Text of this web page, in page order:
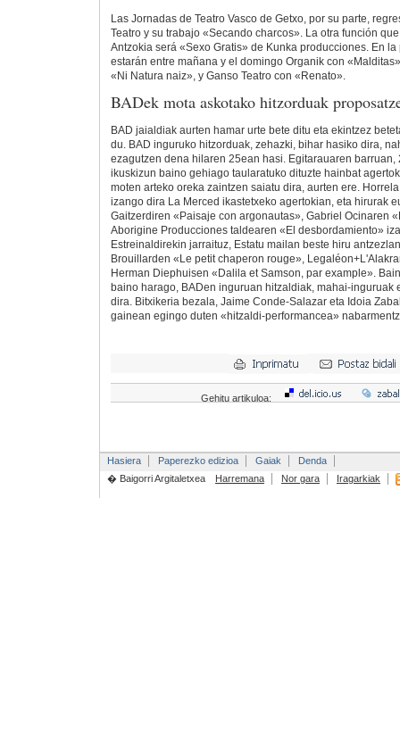
Las Jornadas de Teatro Vasco de Getxo, por su parte,
Teatro y su trabajo «Secando charcos». La otra función
Antzokia será «Sexo Gratis» de Kunka producciones. En
estarán entre mañana y el domingo Organik con
«Ni Natura naiz», y Ganso Teatro con «Renato».
BADek mota askotako hitzorduak
BAD jaialdiak aurten hamar urte bete ditu eta ekintzez
du. BAD inguruko hitzorduak, zehazki, bihar hasiko dira,
ezagutzen dena hilaren 25ean hasi. Egitarauaren barruan,
ikuskizun baino gehiago taularatuko dituzte hainbat
moten arteko oreka zaintzen saiatu dira, aurten ere.
izango dira La Merced ikastetxeko agertokian, eta hirurak
Gaitzerdiren «Paisaje con argonautas», Gabriel Ocinaren
Aborigine Producciones taldearen «El desbordamiento»
Estreinaldirekin jarraituz, Estatu mailan beste hiru
Brouillarden «Le petit chaperon rouge»,
Herman Diephuisen «Dalila et Samson, par example».
baino harago, BADen inguruan hitzaldiak, mahai-inguruak
dira. Bitxikeria bezala, Jaime Conde-Salazar eta Idoia
gainean egingo duten «hitzaldi-performancea»
Gehitu artikuloa:
Hasiera Paperezko edizioa Gaiak
Denda
� Baigorri Argitaletxea
Harremana Nor gara Iragarkiak